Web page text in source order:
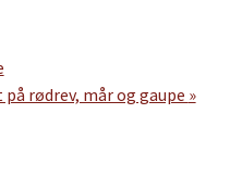
rødrev, mår og gaupe »